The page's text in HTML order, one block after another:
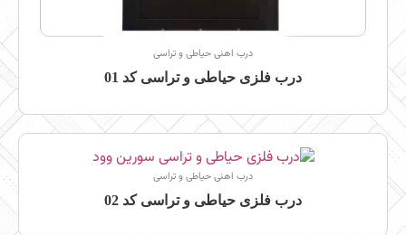
درب اهنی حیاطی و تراسی
درب فلزی حیاطی و تراسی کد 01
درب اهنی حیاطی و تراسی
درب فلزی حیاطی و تراسی کد 02